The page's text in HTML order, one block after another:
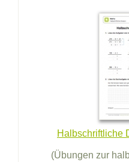
Halbschriftliche
(Übungen zur